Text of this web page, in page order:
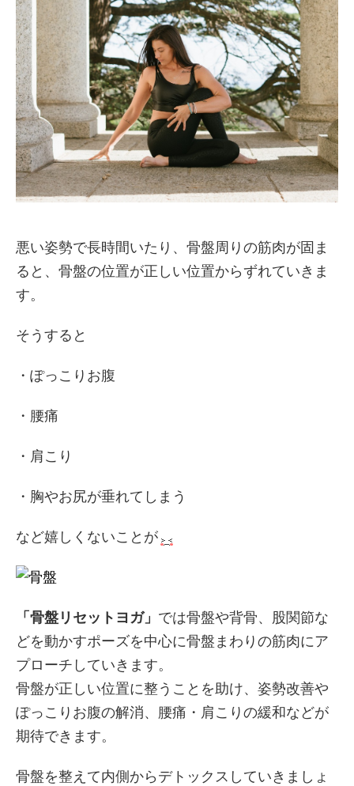
悪い姿勢で長時間いたり、骨盤周りの筋肉が固ま
ると、骨盤の位置が正しい位置からずれていきま
す。
そうすると
・ぽっこりお腹
・腰痛
・肩こり
・胸やお尻が垂れてしまう
など嬉しくないことが
「骨盤リセットヨガ」 では骨盤や背骨、股関節な
どを動かすポーズを中心に骨盤まわりの筋肉にア
プローチしていきます。
骨盤が正しい位置に整うことを助け、姿勢改善や
ぽっこりお腹の解消、腰痛・肩こりの緩和などが
期待できます。
骨盤を整えて内側からデトックスしていきましょ